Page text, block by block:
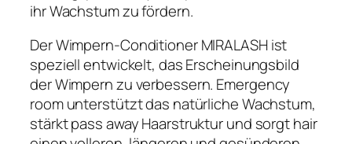
ihr Wachstum zu fördern.
Der Wimpern-Conditioner MIRALASH ist
speziell entwickelt, das Erscheinungsbild
der Wimpern zu verbessern. Emergency
room unterstützt das natürliche Wachstum,
stärkt pass away Haarstruktur und sorgt hair